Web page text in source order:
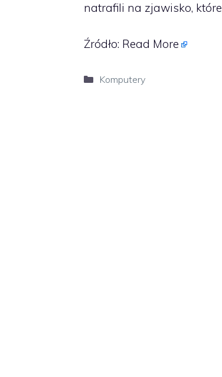
natrafili na zjawisko,
Źródło: Read More
Kategorie
Komputery